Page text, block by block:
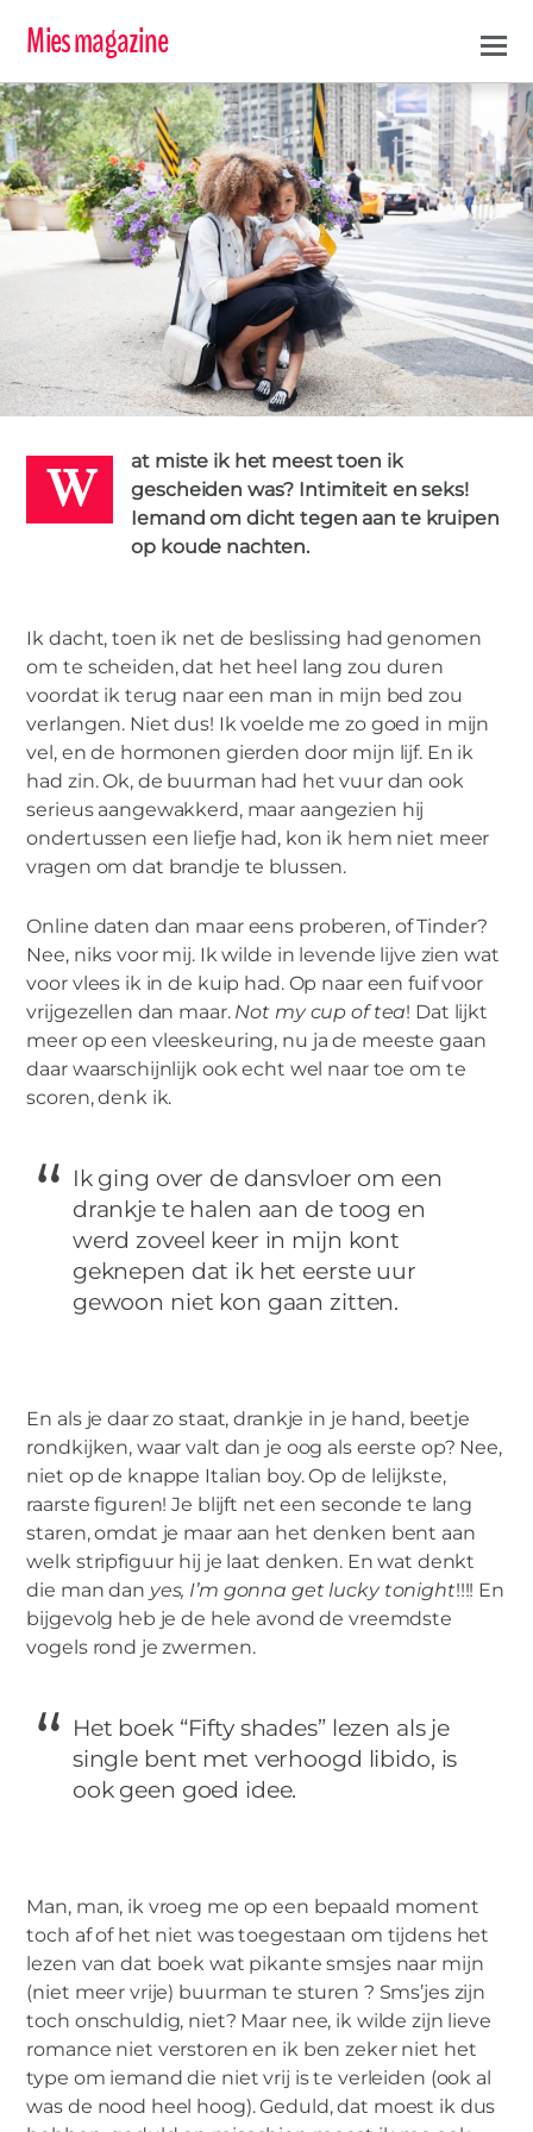
Mies magazine
LISA
18
VROUW
Zin…
W
at miste ik het meest toen ik
gescheiden was? Intimiteit en seks!
Iemand om dicht tegen aan te kruipen
op koude nachten.
Ik dacht, toen ik net de beslissing had genomen
om te scheiden, dat het heel lang zou duren
voordat ik terug naar een man in mijn bed zou
verlangen. Niet dus! Ik voelde me zo goed in mijn
vel, en de hormonen gierden door mijn lijf. En ik
had zin. Ok, de buurman had het vuur dan ook
serieus aangewakkerd, maar aangezien hij
ondertussen een liefje had, kon ik hem niet meer
vragen om dat brandje te blussen.
Online daten dan maar eens proberen, of Tinder?
Nee, niks voor mij. Ik wilde in levende lijve zien wat
voor vlees ik in de kuip had. Op naar een fuif voor
vrijgezellen dan maar. Not my cup of tea! Dat lijkt
meer op een vleeskeuring, nu ja de meeste gaan
daar waarschijnlijk ook echt wel naar toe om te
scoren, denk ik.
Ik ging over de dansvloer om een
drankje te halen aan de toog en
werd zoveel keer in mijn kont
geknepen dat ik het eerste uur
gewoon niet kon gaan zitten.
En als je daar zo staat, drankje in je hand, beetje
rondkijken, waar valt dan je oog als eerste op? Nee,
niet op de knappe Italian boy. Op de lelijkste,
raarste figuren! Je blijft net een seconde te lang
staren, omdat je maar aan het denken bent aan
welk stripfiguur hij je laat denken. En wat denkt
die man dan yes, I’m gonna get lucky tonight!!!! En
bijgevolg heb je de hele avond de vreemdste
vogels rond je zwermen.
Het boek “Fifty shades” lezen als je
single bent met verhoogd libido, is
ook geen goed idee.
Man, man, ik vroeg me op een bepaald moment
toch af of het niet was toegestaan om tijdens het
lezen van dat boek wat pikante smsjes naar mijn
(niet meer vrije) buurman te sturen ? Sms’jes zijn
toch onschuldig, niet? Maar nee, ik wilde zijn lieve
romance niet verstoren en ik ben zeker niet het
type om iemand die niet vrij is te verleiden (ook al
was de nood heel hoog). Geduld, dat moest ik dus